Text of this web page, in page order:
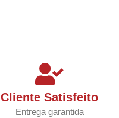
Cliente Satisfeito
Entrega garantida